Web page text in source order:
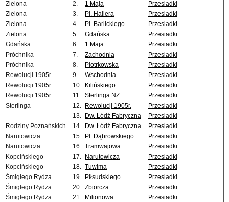
Zielona
2. 1 Maja
Przesiadki
Zielona
3. Pl. Hallera
Przesiadki
Zielona
4. Pl. Barlickiego
Przesiadki
Zielona
5. Gdańska
Przesiadki
Gdańska
6. 1 Maja
Przesiadki
Próchnika
7. Zachodnia
Przesiadki
Próchnika
8. Piotrkowska
Przesiadki
Rewolucji 1905r.
9. Wschodnia
Przesiadki
Rewolucji 1905r.
10. Kilińskiego
Przesiadki
Rewolucji 1905r.
11. Sterlinga NŻ
Przesiadki
Sterlinga
12. Rewolucji 1905r.
Przesiadki
13.
Dw. Łódź Fabryczna
Przesiadki
Rodziny Poznańskich
14. Dw. Łódź Fabryczna
Przesiadki
Narutowicza
15. Pl. Dąbrowskiego
Przesiadki
Narutowicza
16. Tramwajowa
Przesiadki
Kopcińskiego
17. Narutowicza
Przesiadki
Kopcińskiego
18. Tuwima
Przesiadki
Śmigłego Rydza
19. Piłsudskiego
Przesiadki
Śmigłego Rydza
20. Zbiorcza
Przesiadki
Śmigłego Rydza
21. Milionowa
Przesiadki